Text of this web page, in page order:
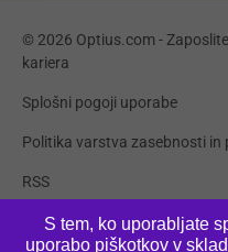
© 2026 Optius.com -
kariera
Splošni pogoji uporabe
Politika varstva zasebnosti in
RSS
Piškotki
S tem, ko uporabljate
uporabo piškotkov v